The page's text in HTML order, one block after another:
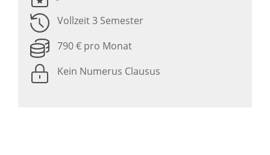
Vollzeit 3 Semester
790 € pro Monat
Kein Numerus Clausus